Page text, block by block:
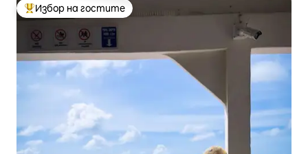
Най-популярен избор на гостите
Избор на гостите